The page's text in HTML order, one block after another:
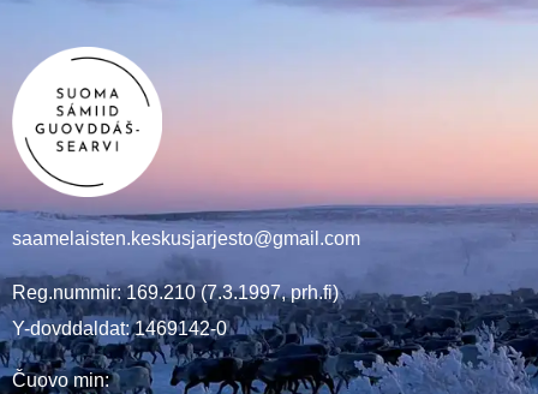
saamelaisten.keskusjarjesto@gmail.com
Reg.nummir: 169.210 (7.3.1997, prh.fi)
Y-dovddaldat: 1469142-0
Čuovo min: